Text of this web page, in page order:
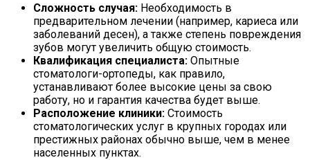
Сложность случая: Необходимость в
предварительном лечении (например, кариеса или
заболеваний десен), а также степень повреждения
зубов могут увеличить общую стоимость.
Квалификация специалиста: Опытные
стоматологи-ортопеды, как правило,
устанавливают более высокие цены за свою
работу, но и гарантия качества будет выше.
Расположение клиники: Стоимость
стоматологических услуг в крупных городах или
престижных районах обычно выше, чем в менее
населенных пунктах.